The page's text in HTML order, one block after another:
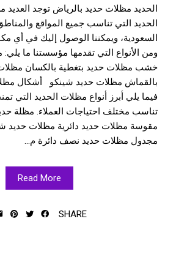
الحديد مظلات حديد بالرياض توجد العديد
الحديد التي تناسب جميع المواقع
السعودية، ويمكننا الوصول إليك في أي
ومن الأنواع التي تقدمها مؤسستنا ما
خشب مظلات حديد بتغطية بالكسان
بالقماش مظلات حديد شينكو أشكال
فيما يلي أبرز أنواع مظلات الحديد التي
تناسب مختلف احتياجات العملاء. مظلة
مقوسة مظلات حديد دائرية مظلات حديد
مجدول مظلات حديد نصف دائرة م...
Read More
SHARE